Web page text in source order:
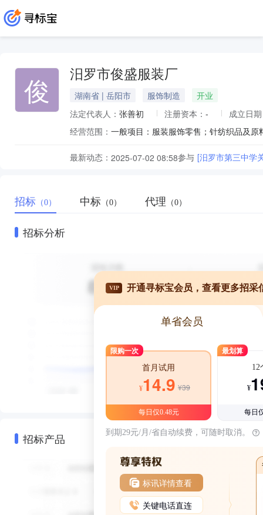
俊 汨罗市俊盛服装厂
湖南省 | 岳阳市 服饰制造
开业
法定代表人： 张善初 注册资本： -
成立日
经营范围：
最新动态： 2025-07-02 08:58参与 [汨罗市第三中学
招标 （0） 中标 （0） 代理 （0）
招标分析
招标产品
VIP 开通寻标宝会员，查看更多招采
单省会员
限购一次
首月试用
¥14.9 ¥39
每日仅0.48元
最划算
12
¥
每日
到期29元/月/省自动续费，可随时取消。
标讯详情查看
关键电话直连